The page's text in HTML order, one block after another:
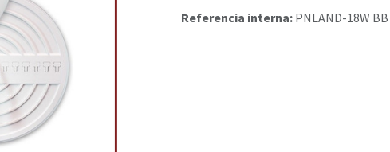
Referencia interna: PNLAND-18W BB